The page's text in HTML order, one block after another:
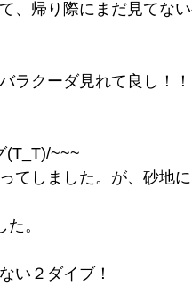
、帰り際にまだ見てな
ラクーダ見れて良し！！
(T_T)/~~~
てしました。が、砂地
。
い２ダイブ！